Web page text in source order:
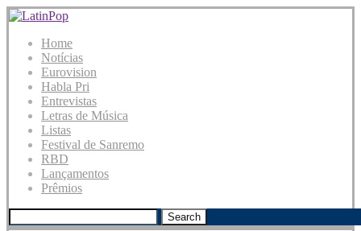
Home
Notícias
Eurovision
Habla Pri
Entrevistas
Letras de Música
Listas
Festival de Sanremo
RBD
Lançamentos
Prêmios
Search